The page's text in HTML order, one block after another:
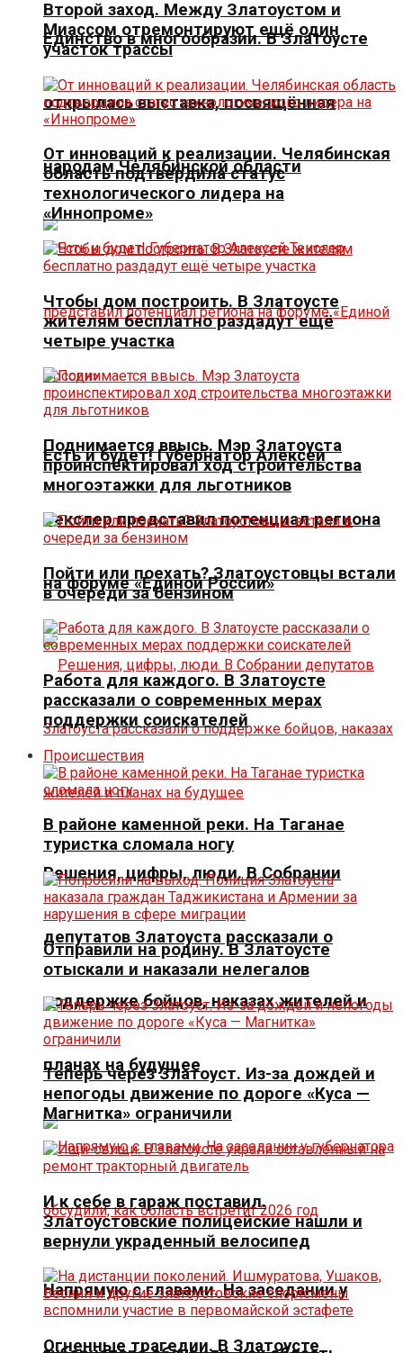
Единство в многообразии. В Златоусте
открылась выставка, посвящённая
народам Челябинской области
Есть и будет! Губернатор Алексей
Текслер представил потенциал региона
на форуме «Единой России»
Решения, цифры, люди. В Собрании
депутатов Златоуста рассказали о
поддержке бойцов, наказах жителей и
планах на будущее
Напрямую с главами. На заседании у
Второй заход. Между Златоустом и
Миассом отремонтируют ещё один
участок трассы
От инноваций к реализации. Челябинская
область подтвердила статус
технологического лидера на
«Иннопроме»
Чтобы дом построить. В Златоусте
жителям бесплатно раздадут ещё
четыре участка
Поднимается ввысь. Мэр Златоуста
проинспектировал ход строительства
многоэтажки для льготников
Пойти или поехать? Златоустовцы встали
в очереди за бензином
Работа для каждого. В Златоусте
рассказали о современных мерах
поддержки соискателей
Происшествия
В районе каменной реки. На Таганае
туристка сломала ногу
Отправили на родину. В Златоусте
отыскали и наказали нелегалов
Теперь через Златоуст. Из-за дождей и
непогоды движение по дороге «Куса —
Магнитка» ограничили
И к себе в гараж поставил.
Златоустовские полицейские нашли и
вернули украденный велосипед
Огненные трагедии. В Златоусте